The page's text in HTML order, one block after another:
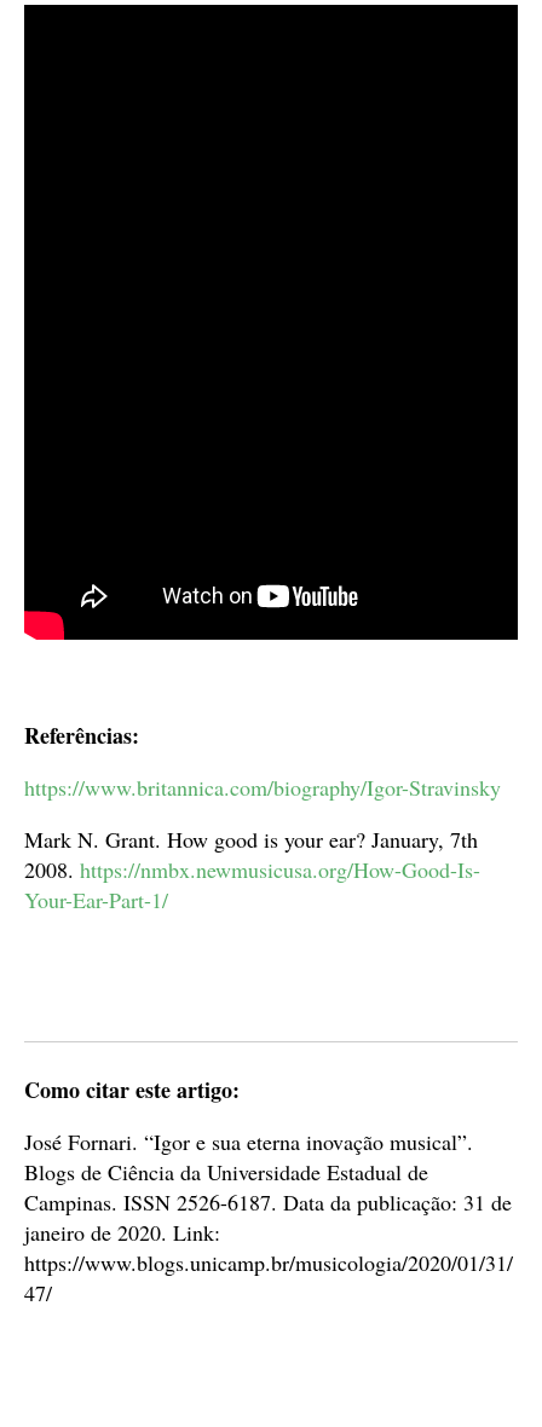
Referências:
https://www.britannica.com/biography/Igor-Stravinsky
Mark N. Grant. How good is your ear? January, 7th
2008. https://nmbx.newmusicusa.org/How-Good-Is-
Your-Ear-Part-1/
Como citar este artigo:
José Fornari. “Igor e sua eterna inovação musical”.
Blogs de Ciência da Universidade Estadual de
Campinas. ISSN 2526-6187. Data da publicação: 31 de
janeiro de 2020. Link:
https://www.blogs.unicamp.br/musicologia/2020/01/31/
47/